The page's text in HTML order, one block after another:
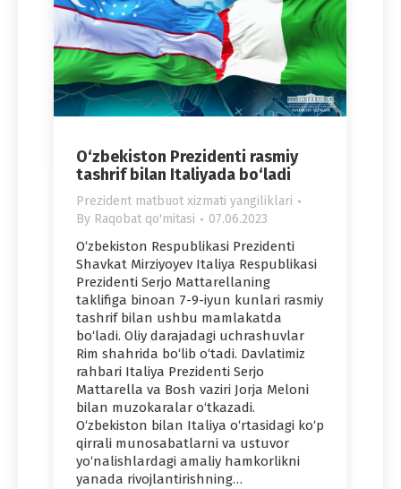
O‘zbekiston Prezidenti rasmiy
tashrif bilan Italiyada bo‘ladi
Prezident matbuot xizmati yangiliklari
By Raqobat qo'mitasi 07.06.2023
O‘zbekiston Respublikasi Prezidenti
Shavkat Mirziyoyev Italiya Respublikasi
Prezidenti Serjo Mattarellaning
taklifiga binoan 7-9-iyun kunlari rasmiy
tashrif bilan ushbu mamlakatda
bo‘ladi. Oliy darajadagi uchrashuvlar
Rim shahrida bo‘lib o‘tadi. Davlatimiz
rahbari Italiya Prezidenti Serjo
Mattarella va Bosh vaziri Jorja Meloni
bilan muzokaralar o‘tkazadi.
O‘zbekiston bilan Italiya o‘rtasidagi ko‘p
qirrali munosabatlarni va ustuvor
yo‘nalishlardagi amaliy hamkorlikni
yanada rivojlantirishning…